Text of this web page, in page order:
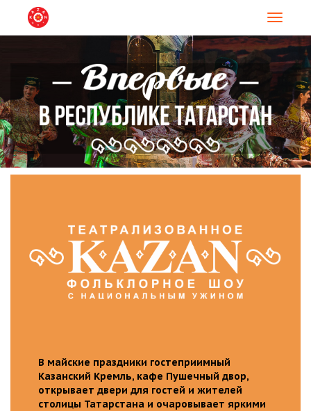
В майские праздники гостеприимный
Казанский Кремль, кафе Пушечный двор,
открывает двери для гостей и жителей
столицы Татарстана и очаровывает яркими